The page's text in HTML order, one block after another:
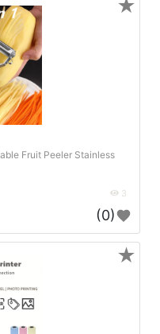
Fruit Peeler Stainless
3
(0)
★
★